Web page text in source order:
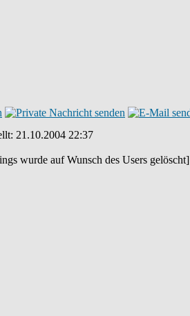
21.10.2004 22:37
wurde auf Wunsch des Users gelöscht]